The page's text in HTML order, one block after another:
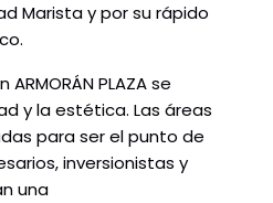
Marista y por su rápido
PLAZA se
y la estética. Las áreas
para ser el punto de
inversionistas y
una